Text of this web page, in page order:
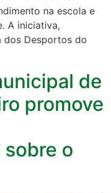
na escola e
A iniciativa,
dos Desportos do
de
promove
o